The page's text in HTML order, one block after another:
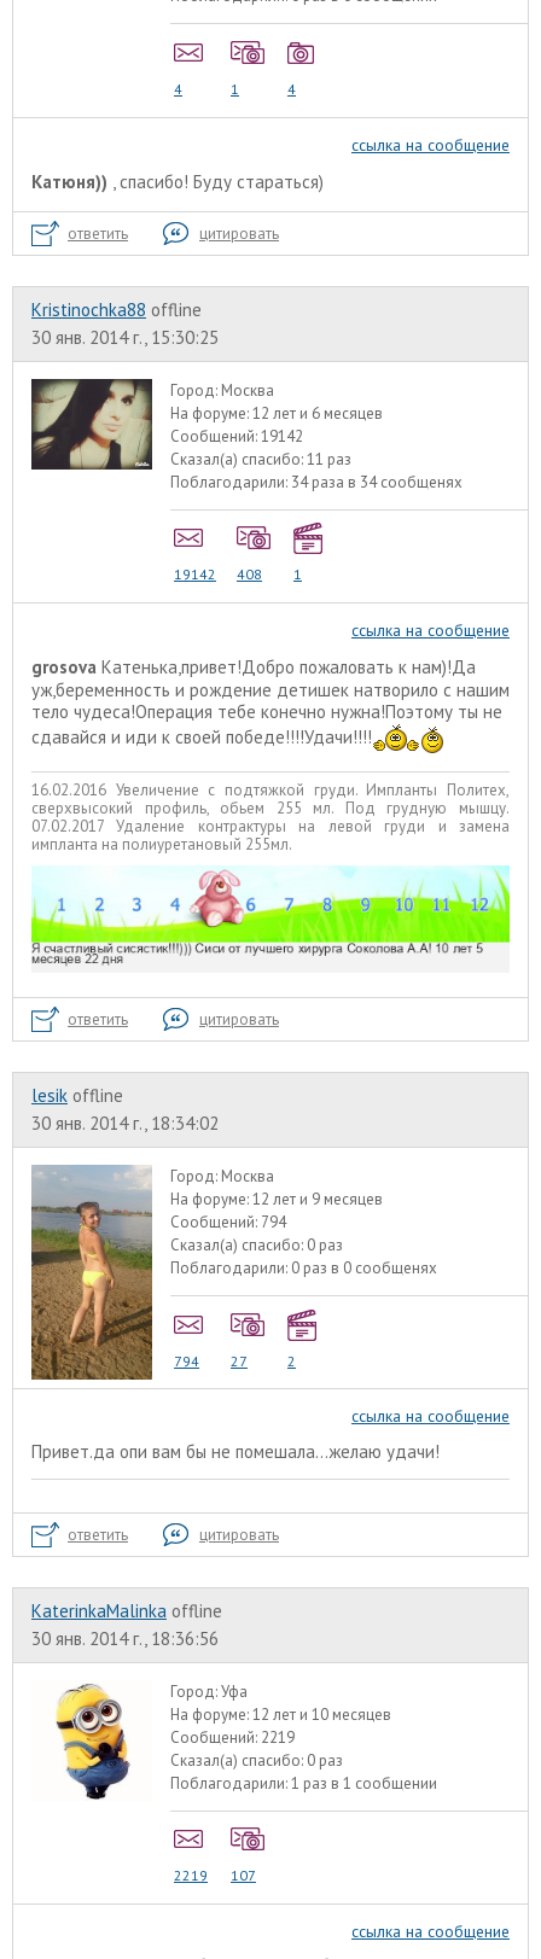
4 1 4
ссылка на сообщение
Катюня)) , спасибо! Буду стараться)
ответить цитировать
Kristinochka88 offline
30 янв. 2014 г., 15:30:25
Город: Москва
На форуме:12 лет и 6 месяцев
Сообщений:19142
Сказал(а) спасибо:11 раз
Поблагодарили: 34 раза в 34 сообщенях
19142 408 1
ссылка на сообщение
grosova Катенька,привет!Добро пожаловать к нам)!Да
уж,беременность и рождение детишек натворило с нашим
тело чудеса!Операция тебе конечно нужна!Поэтому ты не
сдавайся и иди к своей победе!!!!Удачи!!!!
16.02.2016 Увеличение с подтяжкой груди. Импланты Политех,
сверхвысокий профиль, обьем 255 мл. Под грудную мышцу.
07.02.2017 Удаление контрактуры на левой груди и замена
импланта на полиуретановый 255мл.
ответить цитировать
lesik offline
30 янв. 2014 г., 18:34:02
Город: Москва
На форуме:12 лет и 9 месяцев
Сообщений: 794
Сказал(а) спасибо: 0 раз
Поблагодарили: 0 раз в 0 сообщенях
794 27 2
ссылка на сообщение
Привет.да опи вам бы не помешала...желаю удачи!
ответить цитировать
KaterinkaMalinka offline
30 янв. 2014 г., 18:36:56
Город:Уфа
На форуме:12 лет и 10 месяцев
Сообщений: 2219
Сказал(а) спасибо: 0 раз
Поблагодарили:1 раз в 1 сообщении
2219 107
ссылка на сообщение